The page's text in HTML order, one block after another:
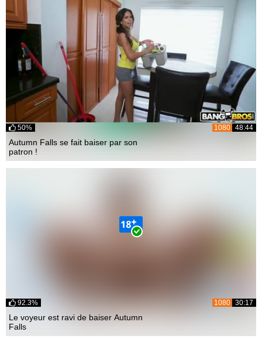
Autumn Falls se fait baiser par son
patron !
50% 1080 48:44
Le voyeur est ravi de baiser Autumn
Falls
92.3% 1080 30:17